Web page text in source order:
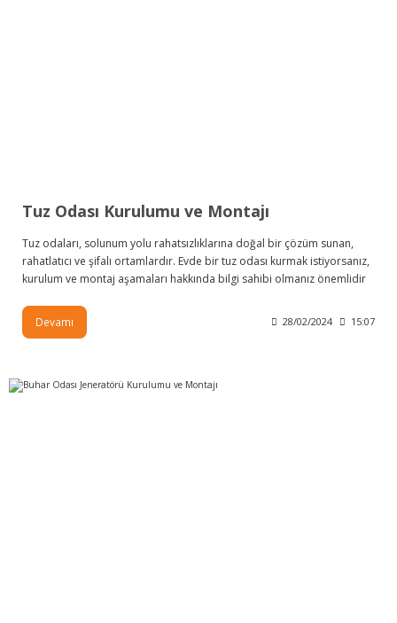
Tuz Odası Kurulumu ve Montajı
Tuz odaları, solunum yolu rahatsızlıklarına doğal bir çözüm sunan,
rahatlatıcı ve şifalı ortamlardır. Evde bir tuz odası kurmak istiyorsanız,
kurulum ve montaj aşamaları hakkında bilgi sahibi olmanız önemlidir
Devamı 28/02/2024 15:07